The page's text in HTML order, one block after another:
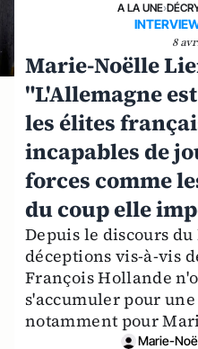
A LA UNE›
8
Marie-Noëlle
"L'Allemagne
les élites
incapables de
forces comme
du coup elle
Depuis le discours
déceptions vis-à-vis
François Hollande
s'accumuler pour
notamment pour
Marie-